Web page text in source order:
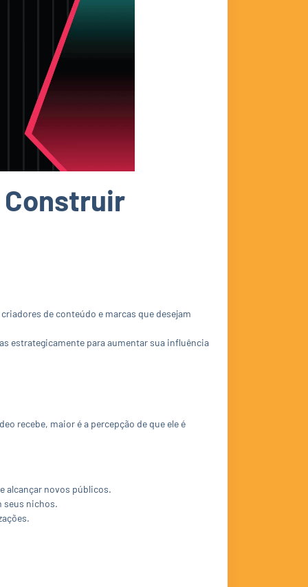
Construir
de conteúdo e marcas que desejam
estrategicamente para aumentar sua influência
recebe, maior é a percepção de que ele é
alcançar novos públicos.
seus nichos.